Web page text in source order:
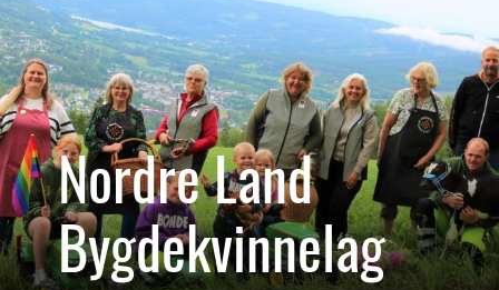
Nordre Land
Bygdekvinnelag